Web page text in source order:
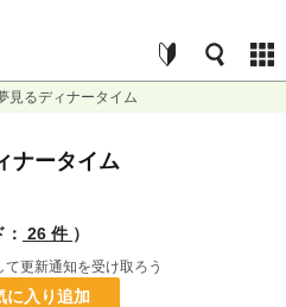
見るディナータイム
ナータイム
26 件 ）
更新通知を受け取ろう
に入り追加